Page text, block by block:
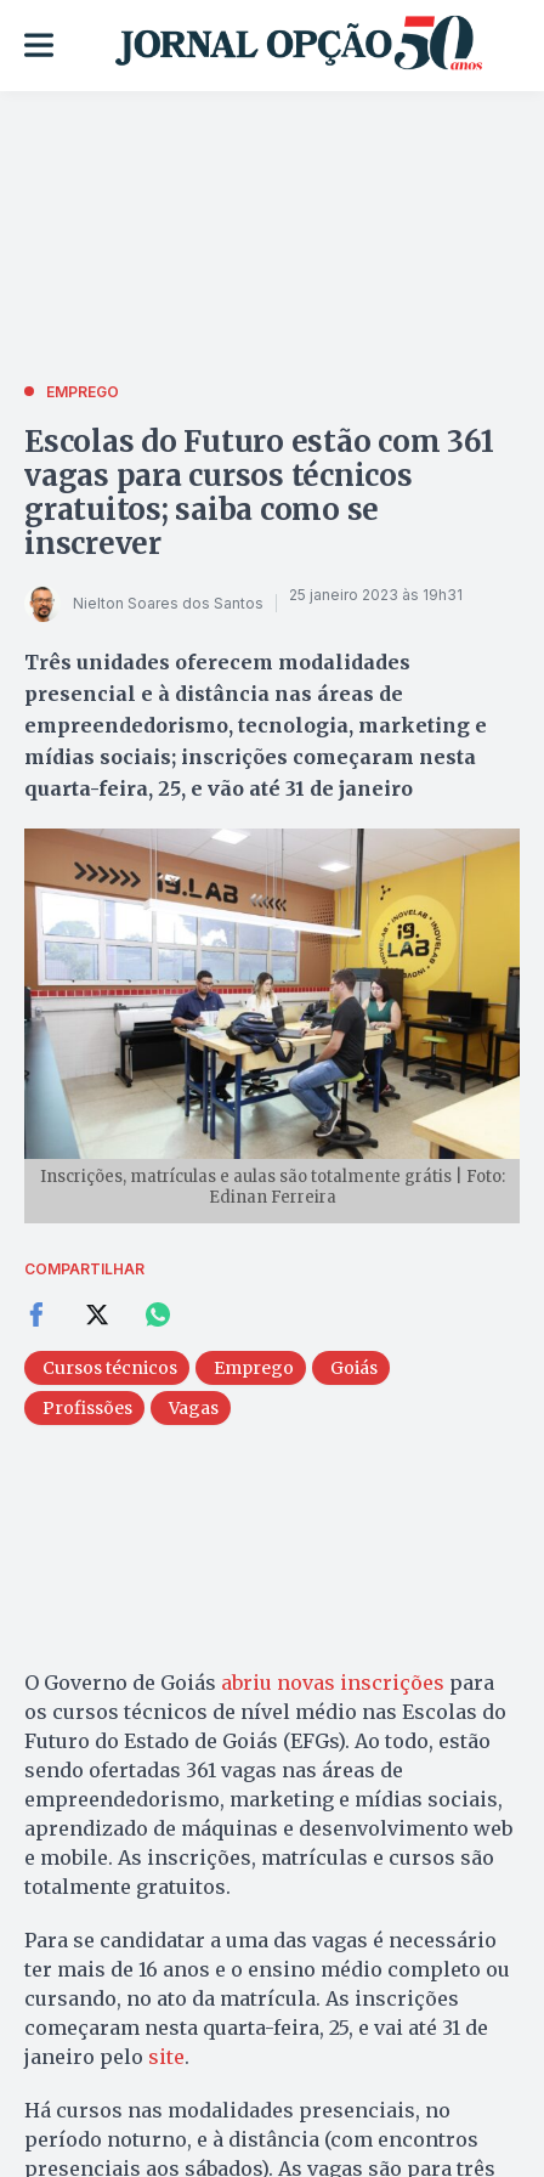
EMPREGO
Escolas do Futuro estão com 361
vagas para cursos técnicos
gratuitos; saiba como se
inscrever
Nielton Soares dos Santos 25 janeiro 2023 às 19h31
Três unidades oferecem modalidades
presencial e à distância nas áreas de
empreendedorismo, tecnologia, marketing e
mídias sociais; inscrições começaram nesta
quarta-feira, 25, e vão até 31 de janeiro
Inscrições, matrículas e aulas são totalmente grátis | Foto:
Edinan Ferreira
COMPARTILHAR
Cursos técnicos Emprego
Goiás
Profissões
Vagas
O Governo de Goiás abriu novas inscrições para
os cursos técnicos de nível médio nas Escolas do
Futuro do Estado de Goiás (EFGs). Ao todo, estão
sendo ofertadas 361 vagas nas áreas de
empreendedorismo, marketing e mídias sociais,
aprendizado de máquinas e desenvolvimento web
e mobile. As inscrições, matrículas e cursos são
totalmente gratuitos.
Para se candidatar a uma das vagas é necessário
ter mais de 16 anos e o ensino médio completo ou
cursando, no ato da matrícula. As inscrições
começaram nesta quarta-feira, 25, e vai até 31 de
janeiro pelo site.
Há cursos nas modalidades presenciais, no
período noturno, e à distância (com encontros
presenciais aos sábados). As vagas são para três